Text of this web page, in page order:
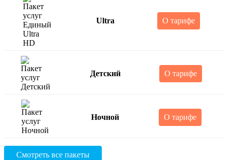
Ultra О тарифе
Детский О тарифе
Ночной О тарифе
Смотреть все пакеты